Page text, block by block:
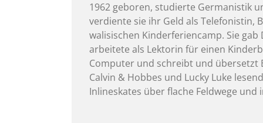
1962 geboren, studierte Germanistik
verdiente sie ihr Geld als Telefonistin,
walisischen Kinderferiencamp. Sie
arbeitete als Lektorin für einen
Computer und schreibt und übersetzt
Calvin & Hobbes und Lucky Luke
Inlineskates über flache Feldwege